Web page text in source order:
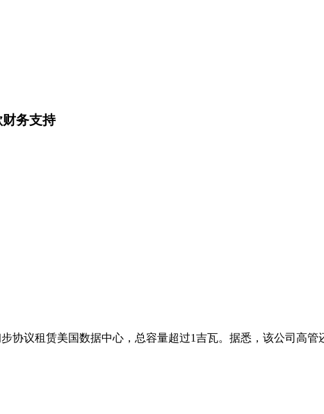
务支持
协议租赁美国数据中心，总容量超过1吉瓦。据悉，该公司高